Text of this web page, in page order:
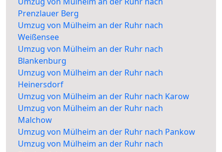
Prenzlauer Berg
Umzug von Mülheim an der Ruhr nach
Weißensee
Umzug von Mülheim an der Ruhr nach
Blankenburg
Umzug von Mülheim an der Ruhr nach
Heinersdorf
Umzug von Mülheim an der Ruhr nach Karow
Umzug von Mülheim an der Ruhr nach
Malchow
Umzug von Mülheim an der Ruhr nach Pankow
Umzug von Mülheim an der Ruhr nach